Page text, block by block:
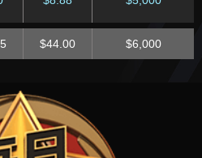
$44.00 $6,000
$50.00